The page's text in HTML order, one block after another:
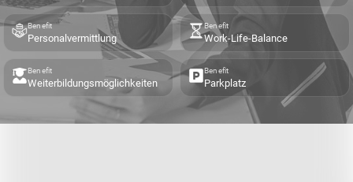
Benefit
Personalvermittlung
Benefit
Work-Life-Balance
Benefit
Weiterbildungsmöglichkeiten
Benefit
Parkplatz